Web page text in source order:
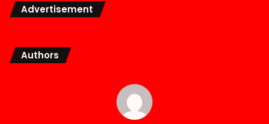
Advertisement
Authors